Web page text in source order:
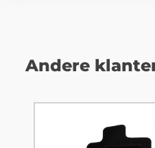
Andere